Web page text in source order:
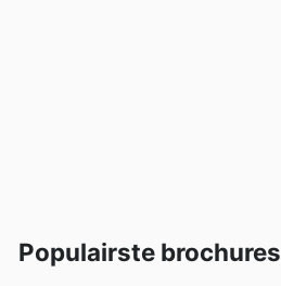
Populairste brochures